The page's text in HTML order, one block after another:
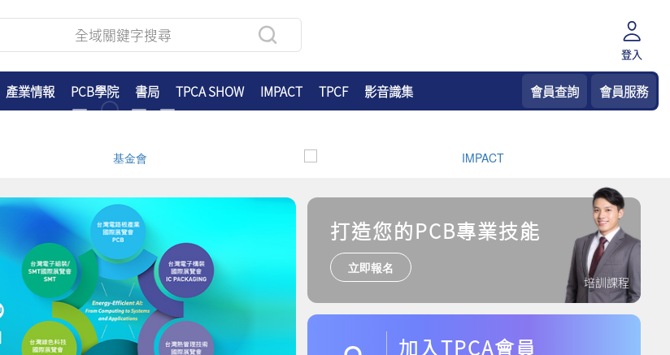
登入
產業情報 PCB學院 書局 TPCA SHOW IMPACT TPCF 影音識集 會員查詢 會員服務
培訓課程
打造您的PCB專業技能
立即報名
加入TPCA會員